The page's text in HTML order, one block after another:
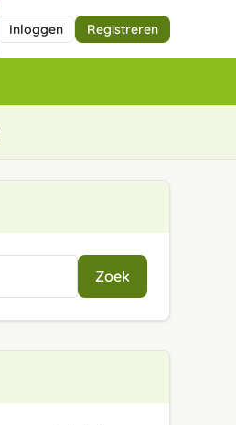
Inloggen Registreren
Zoek